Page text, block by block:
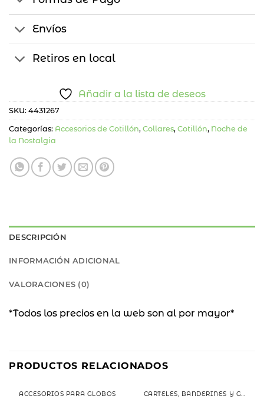
Envíos
Retiros en local
Añadir a la lista de deseos
SKU: 4431267
Categorías: Accesorios de Cotillón, Collares, Cotillón, Noche de
la Nostalgia
DESCRIPCIÓN
INFORMACIÓN ADICIONAL
VALORACIONES (0)
*Todos los precios en la web son al por mayor*
PRODUCTOS RELACIONADOS
OFF
ACCESORIOS PARA GLOBOS CARTELES, BANDERINES Y GUIRNALDAS